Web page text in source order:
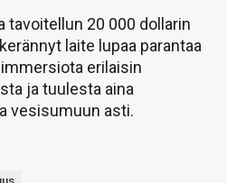
tavoitellun 20 000 dollarin
laite lupaa parantaa
erilaisin
ja tuulesta aina
vesisumuun asti.